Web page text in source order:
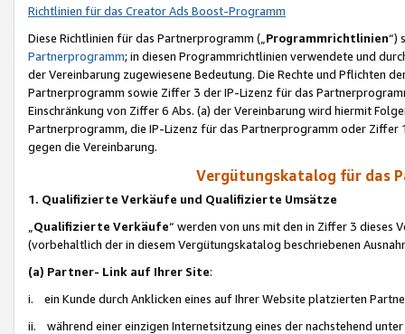
Richtlinien für das Creator Ads Boost-Programm
Diese Richtlinien für das Partnerprogramm („Programmrichtlinien“)
Partnerprogramm; in diesen Programmrichtlinien verwendete und
der Vereinbarung zugewiesene Bedeutung. Die Rechte und Pflichten
Partnerprogramm sowie Ziffer 3 der IP-Lizenz für das
Einschränkung von Ziffer 6 Abs. (a) der Vereinbarung wird hiermit
Partnerprogramm, die IP-Lizenz für das Partnerprogramm oder
gegen die Vereinbarung.
Vergütungskatalog für das
1. Qualifizierte Verkäufe und Qualifizierte Umsätze
Qualifizierte Verkäufe“ werden von uns mit den in Ziffer 3
(vorbehaltlich der in diesem Vergütungskatalog beschriebenen
(a) Partner- Link auf Ihrer Site:
i. ein Kunde durch Anklicken eines auf Ihrer Website platzierten
ii. während einer einzigen Internetsitzung eines der nachstehend